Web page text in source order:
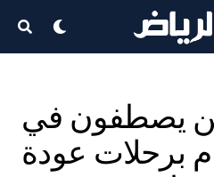
يصطفون في
برحلات عودة